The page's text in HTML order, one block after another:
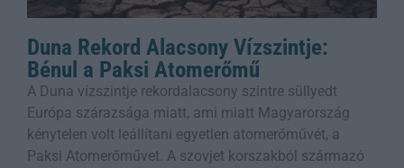
Duna Rekord Alacsony Vízszintje:
Bénul a Paksi Atomerőmű
A Duna vízszintje rekordalacsony szintre süllyedt
Európa szárazsága miatt, ami miatt Magyarország
kénytelen volt leállítani egyetlen atomerőművét, a
Paksi Atomerőművet. A szovjet korszakból származó